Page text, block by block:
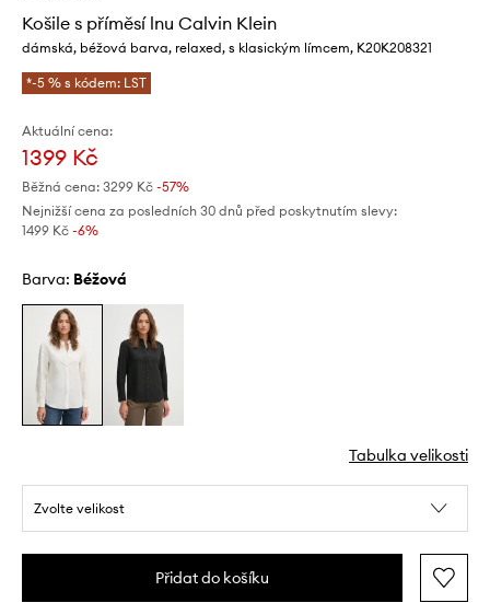
Košile s příměsí lnu Calvin Klein
dámská, béžová barva, relaxed, s klasickým límcem, K20K208321
*-5 % s kódem: LST
Aktuální cena:
1399 Kč
Běžná cena: 3299 Kč -57%
Nejnižší cena za posledních 30 dnů před poskytnutím slevy:
1499 Kč -6%
Barva: béžová
Tabulka velikosti
Zvolte velikost
Přidat do košíku